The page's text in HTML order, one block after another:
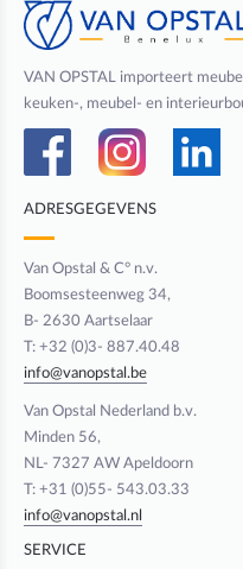
VAN OPSTAL importeert
keuken-, meubel- en
ADRESGEGEVENS
Van Opstal & C° n.v.
Boomsesteenweg 34,
B- 2630 Aartselaar
T: +32 (0)3- 887.40.48
info@vanopstal.be
Van Opstal Nederland b.v.
Minden 56,
NL- 7327 AW Apeldoorn
T: +31 (0)55- 543.03.33
info@vanopstal.nl
SERVICE